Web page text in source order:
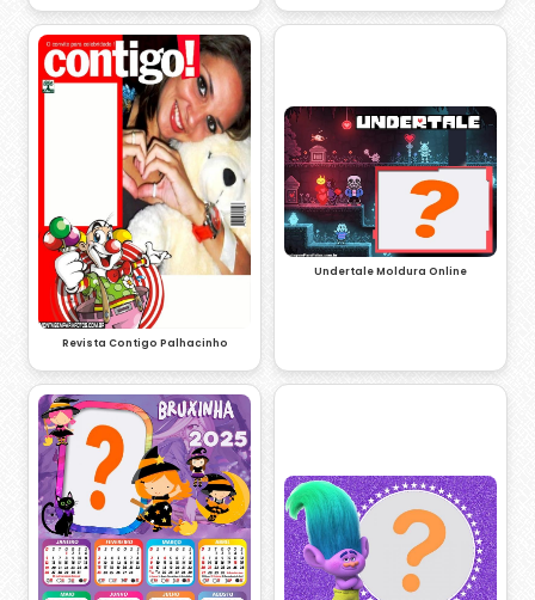
Revista Contigo Palhacinho
Undertale Moldura Online